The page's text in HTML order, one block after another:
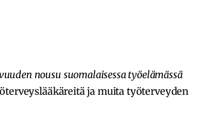
nousu suomalaisessa työelämässä
ja muita työterveyden